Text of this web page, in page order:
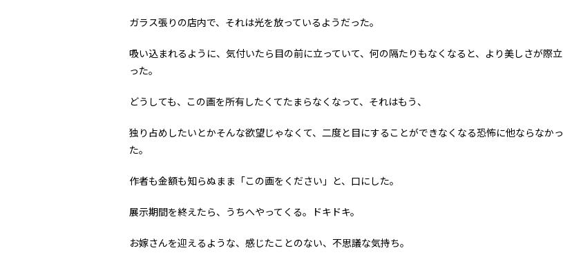
ガラス張りの店内で、それは光を放っているようだった。
吸い込まれるように、気付いたら目の前に立っていて、何の隔たりもなくなると、より美しさが際立
った。
どうしても、この画を所有したくてたまらなくなって、それはもう、
独り占めしたいとかそんな欲望じゃなくて、二度と目にすることができなくなる恐怖に他ならなかっ
た。
作者も金額も知らぬまま「この画をください」と、口にした。
展示期間を終えたら、うちへやってくる。ドキドキ。
お嫁さんを迎えるような、感じたことのない、不思議な気持ち。